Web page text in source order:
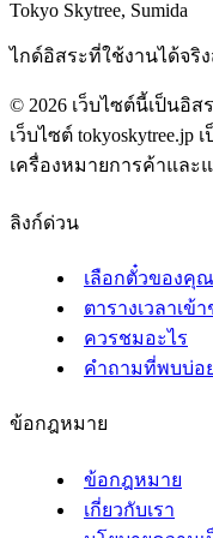
Tokyo Skytree, Sumida
ไกด์อิสระที่ใช้งานได้จริ
© 2026 เว็บไซต์นี้เป็นอิส
เว็บไซต์
เครื่องหมายการค้าและ
ลิงก์ด่วน
เลือกตั๋วของคุณ
ตารางเวลาเข้
ควรชมอะไร
คำถามที่พบบ่อ
ข้อกฎหมาย
ข้อกฎหมาย
เกี่ยวกับเรา